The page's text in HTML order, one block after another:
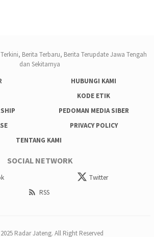
HUBUNGI KAMI
KODE ETIK
PEDOMAN MEDIA SIBER
PRIVACY POLICY
TENTANG KAMI
SOCIAL NETWORK
Twitter
RSS
Radar Jateng. All Right Reserved